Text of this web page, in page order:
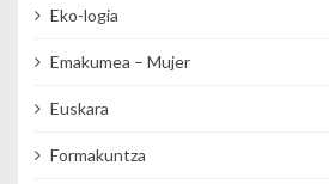
Eko-logia
Emakumea – Mujer
Euskara
Formakuntza